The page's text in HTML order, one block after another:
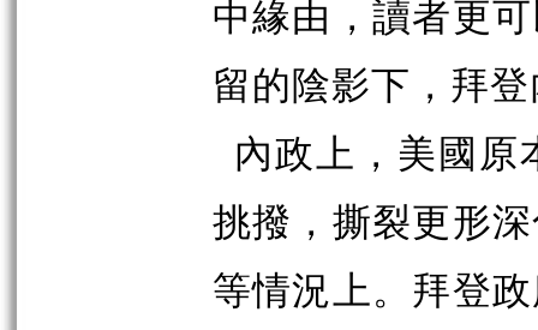
中緣由，讀者更
留的陰影下，拜
內政上，美國原
挑撥，撕裂更形
等情況上。拜登